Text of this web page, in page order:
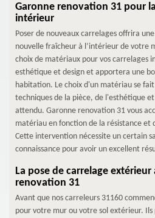
Garonne renovation 31 pour
intérieur
Poser de nouveaux carrelages offrira
nouvelle fraîcheur à l’intérieur de votre
choix de matériaux pour vos carrelages
esthétique et design et apportera une
habitation. Le choix d'un matériau se
techniques de la pièce, de l'esthétique
attendu. Garonne renovation 31 vous
matériau en fonction de la résistance et
Cette intervention nécessite un certain
connaissance pour avoir un excellent
La pose de carrelage
renovation 31
Avant que nos carreleurs 31160
pour votre mur ou votre sol extérieur. Ils